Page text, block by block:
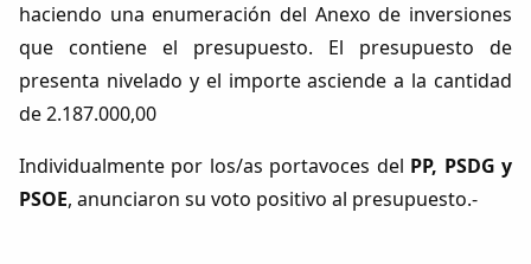
haciendo una enumeración del Anexo de inversiones
que contiene el presupuesto. El presupuesto de
presenta nivelado y el importe asciende a la cantidad
de 2.187.000,00
Individualmente por los/as portavoces del PP, PSDG y
PSOE, anunciaron su voto positivo al presupuesto.-